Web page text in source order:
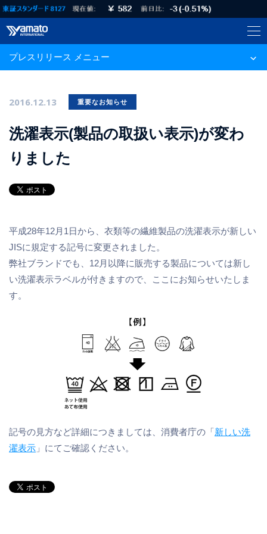
プレスリリース メニュー
2016.12.13 重要なお知らせ
洗濯表示(製品の取扱い表示)が変わ
りました
平成28年12月1日から、衣類等の繊維製品の洗濯表示が新しい
JISに規定する記号に変更されました。
弊社ブランドでも、12月以降に販売する製品については新し
い洗濯表示ラベルが付きますので、ここにお知らせいたしま
す。
記号の見方など詳細につきましては、消費者庁の「新しい洗
濯表示 」にてご確認ください。